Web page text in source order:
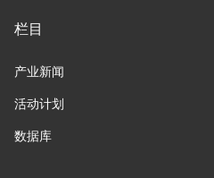
栏目
产业新闻
活动计划
数据库